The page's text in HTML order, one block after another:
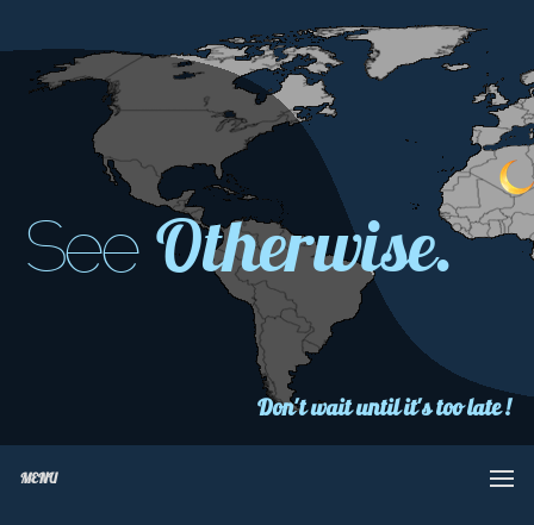
See Otherwise.
Don't wait until it's too late !
MENU